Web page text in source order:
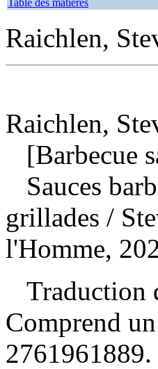
Raichlen,
Raichlen,
[Barbecue
Sauces
grillades /
l'Homme,
Traduction
Comprend
2761961889.